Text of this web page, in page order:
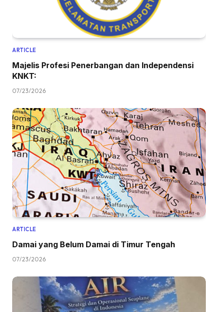
ARTICLE
Majelis Profesi Penerbangan dan Independensi
KNKT:
07/23/2026
ARTICLE
Damai yang Belum Damai di Timur Tengah
07/23/2026